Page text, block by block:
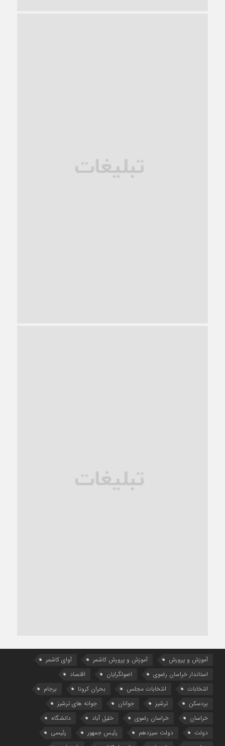
آموزش و پرورش آموزش و پرورش کاشمر
آوای کاشمر
استاندار خراسان رضوی
اصولگرایان
اقتصاد
انتخابات
انتخابات مجلس بحران کرونا
برجام
بردسکن
ترشیز جوانان
جوانه های ترشیز
خراسان
خراسان رضوی خلیل آباد
دانشگاه
دولت
دولت سیزدهم رئیس جمهور
رئیسی